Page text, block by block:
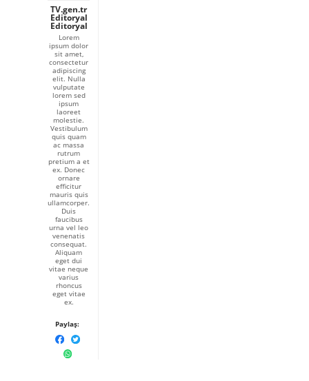
TV.gen.tr
Editoryal
Editoryal
Lorem
ipsum dolor
sit amet,
consectetur
adipiscing
elit. Nulla
vulputate
lorem sed
ipsum
laoreet
molestie.
Vestibulum
quis quam
ac massa
rutrum
pretium a et
ex. Donec
ornare
efficitur
mauris quis
ullamcorper.
Duis
faucibus
urna vel leo
venenatis
consequat.
Aliquam
eget dui
vitae neque
varius
rhoncus
eget vitae
ex.
Paylaş: